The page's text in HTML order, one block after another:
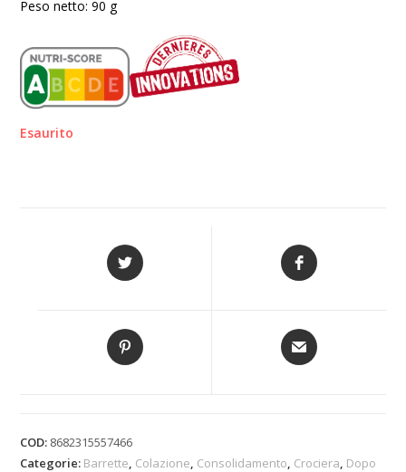
Peso netto: 90 g
Esaurito
COD: 8682315557466
Categorie: Barrette, Colazione, Consolidamento, Crociera, Dopo